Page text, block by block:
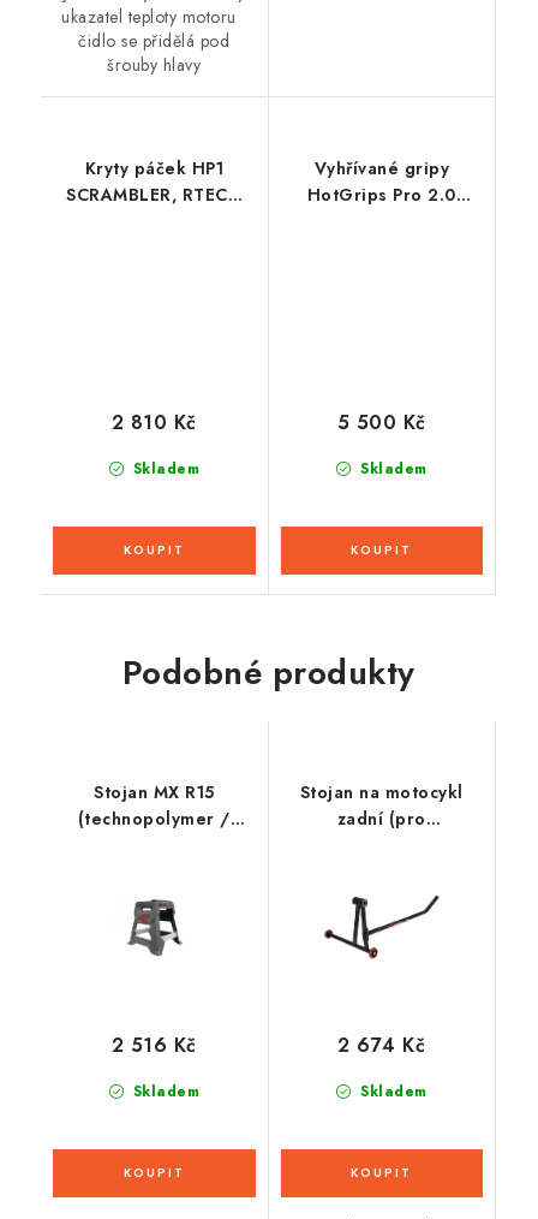
ukazatel teploty motoru
čidlo se přidělá pod
šrouby hlavy
Kryty páček HP1
SCRAMBLER, RTECH
Skladem
2 810 Kč
Vyhřívané gripy
HotGrips Pro 2.0
Skladem
5 500 Kč
Podobné produkty
Stojan MX R15
(technopolymer /
QUANTUM GREY, šedá)
Skladem
2 516 Kč
Stojan na motocykl
zadní (pro
dokoupit zvlášť, Q-
TECH (černý)
Skladem
2 674 Kč